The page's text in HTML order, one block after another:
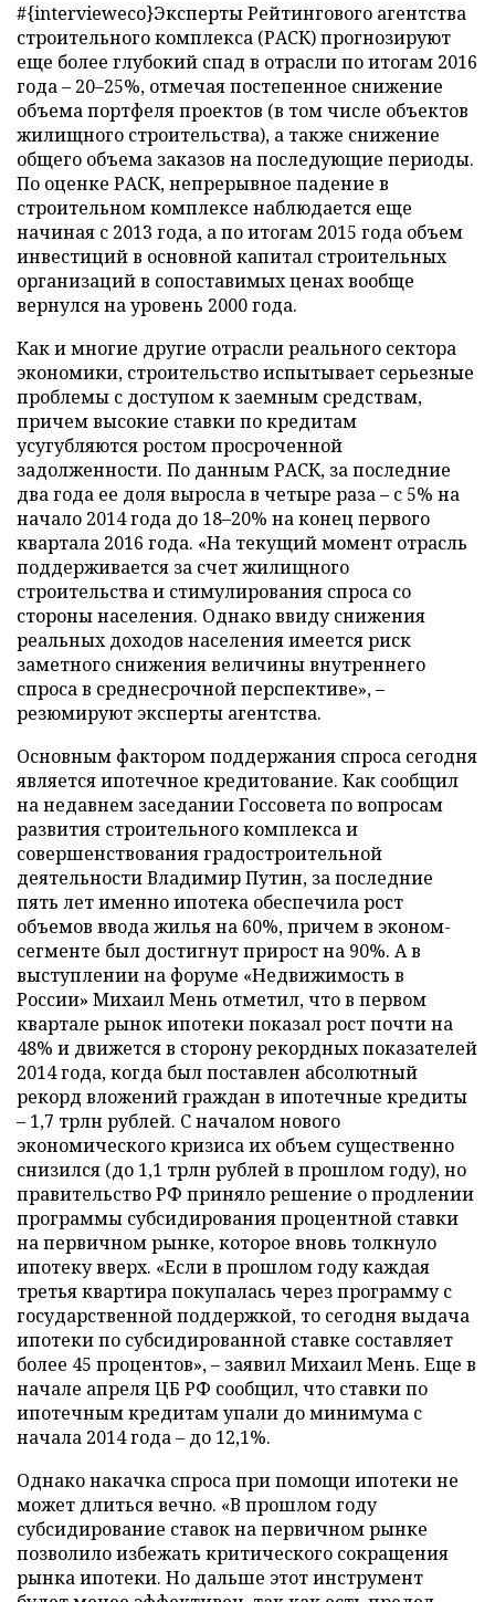
#{intervieweco}Эксперты Рейтингового агентства
строительного комплекса (РАСК) прогнозируют
еще более глубокий спад в отрасли по итогам 2016
года – 20–25%, отмечая постепенное снижение
объема портфеля проектов (в том числе объектов
жилищного строительства), а также снижение
общего объема заказов на последующие периоды.
По оценке РАСК, непрерывное падение в
строительном комплексе наблюдается еще
начиная с 2013 года, а по итогам 2015 года объем
инвестиций в основной капитал строительных
организаций в сопоставимых ценах вообще
вернулся на уровень 2000 года.
Как и многие другие отрасли реального сектора
экономики, строительство испытывает серьезные
проблемы с доступом к заемным средствам,
причем высокие ставки по кредитам
усугубляются ростом просроченной
задолженности. По данным РАСК, за последние
два года ее доля выросла в четыре раза – с 5% на
начало 2014 года до 18–20% на конец первого
квартала 2016 года. «На текущий момент отрасль
поддерживается за счет жилищного
строительства и стимулирования спроса со
стороны населения. Однако ввиду снижения
реальных доходов населения имеется риск
заметного снижения величины внутреннего
спроса в среднесрочной перспективе», –
резюмируют эксперты агентства.
Основным фактором поддержания спроса сегодня
является ипотечное кредитование. Как сообщил
на недавнем заседании Госсовета по вопросам
развития строительного комплекса и
совершенствования градостроительной
деятельности Владимир Путин, за последние
пять лет именно ипотека обеспечила рост
объемов ввода жилья на 60%, причем в эконом-
сегменте был достигнут прирост на 90%. А в
выступлении на форуме «Недвижимость в
России» Михаил Мень отметил, что в первом
квартале рынок ипотеки показал рост почти на
48% и движется в сторону рекордных показателей
2014 года, когда был поставлен абсолютный
рекорд вложений граждан в ипотечные кредиты
– 1,7 трлн рублей. С началом нового
экономического кризиса их объем существенно
снизился (до 1,1 трлн рублей в прошлом году), но
правительство РФ приняло решение о продлении
программы субсидирования процентной ставки
на первичном рынке, которое вновь толкнуло
ипотеку вверх. «Если в прошлом году каждая
третья квартира покупалась через программу с
государственной поддержкой, то сегодня выдача
ипотеки по субсидированной ставке составляет
более 45 процентов», – заявил Михаил Мень. Еще в
начале апреля ЦБ РФ сообщил, что ставки по
ипотечным кредитам упали до минимума с
начала 2014 года – до 12,1%.
Однако накачка спроса при помощи ипотеки не
может длиться вечно. «В прошлом году
субсидирование ставок на первичном рынке
позволило избежать критического сокращения
рынка ипотеки. Но дальше этот инструмент